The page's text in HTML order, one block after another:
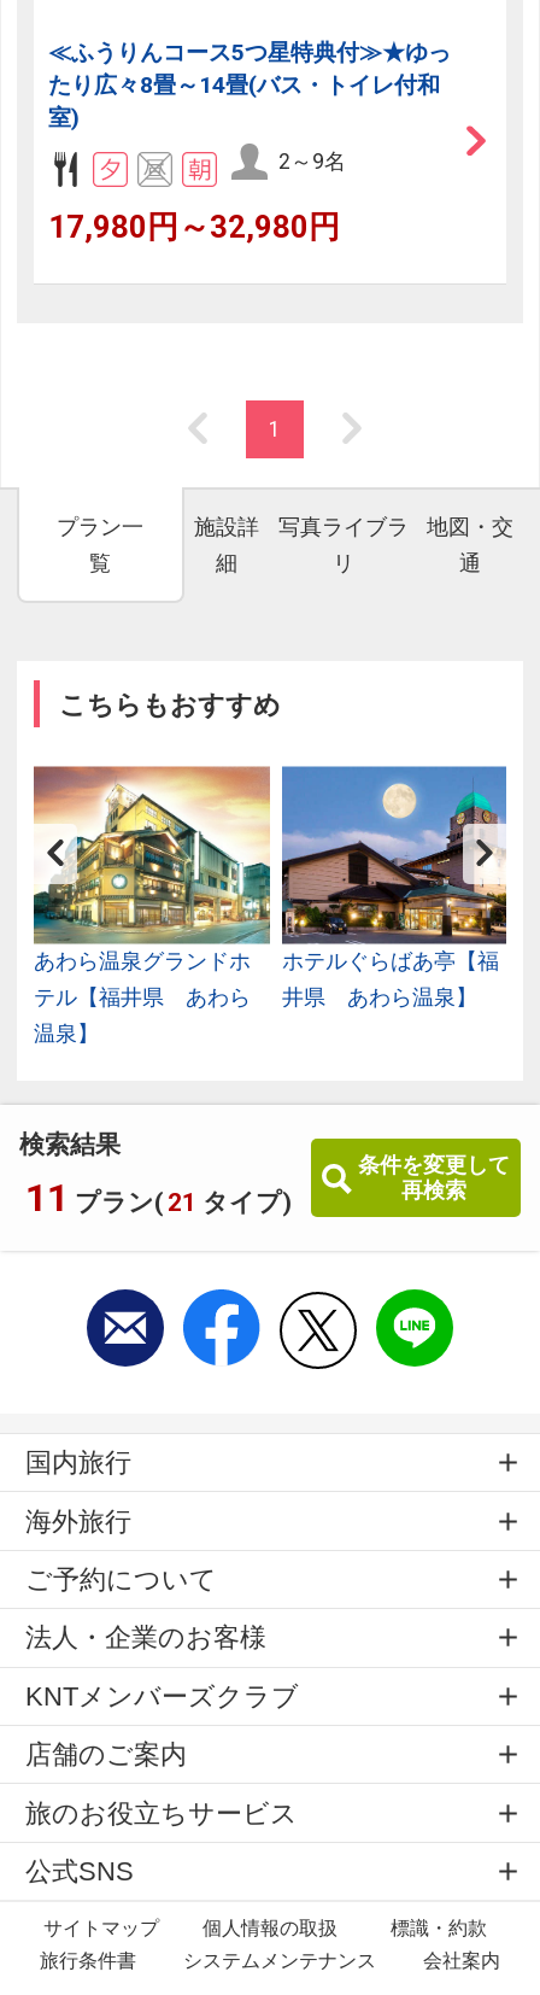
検索結果
11 プラン( 21 タイプ)
条件を変更して
再検索
≪ふうりんコース5つ星特典付≫★ゆっ
たり広々8畳～14畳(バス・トイレ付和
室)
2～9名
17,980円～32,980円
1
プラン一
覧
施設詳
細
写真ライブラ
リ
地図・交
通
こちらもおすすめ
あわら温泉グランドホ
テル【福井県 あわら
温泉】
ホテルぐらばあ亭【福
井県 あわら温泉】
国内旅行
海外旅行
ご予約について
法人・企業のお客様
KNTメンバーズクラブ
店舗のご案内
旅のお役立ちサービス
公式SNS
サイトマップ 個人情報の取扱
標識・約款
旅行条件書
システムメンテナンス 会社案内